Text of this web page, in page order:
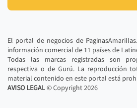
El portal de negocios de
información comercial de 11 países de
Todas las marcas registradas son
respectiva o de Gurú. La reproducción
material contenido en este portal está
AVISO LEGAL© Copyright2026